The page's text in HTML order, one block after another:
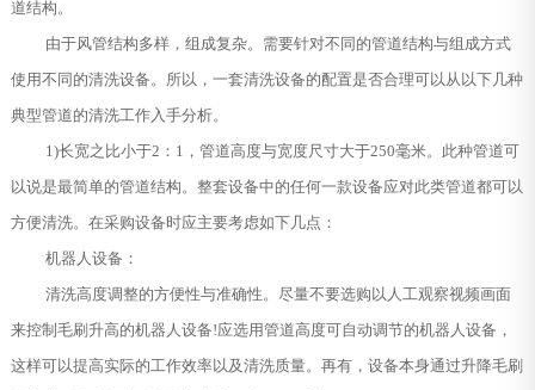
道结构。
由于风管结构多样，组成复杂。需要针对不同的管道结构与组成方式
使用不同的清洗设备。所以，一套清洗设备的配置是否合理可以从以下几种
典型管道的清洗工作入手分析。
1)长宽之比小于2：1，管道高度与宽度尺寸大于250毫米。此种管道可
以说是最简单的管道结构。整套设备中的任何一款设备应对此类管道都可以
方便清洗。在采购设备时应主要考虑如下几点：
机器人设备：
清洗高度调整的方便性与准确性。尽量不要选购以人工观察视频画面
来控制毛刷升高的机器人设备!应选用管道高度可自动调节的机器人设备，
这样可以提高实际的工作效率以及清洗质量。再有，设备本身通过升降毛刷